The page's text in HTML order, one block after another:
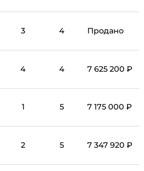
3 4 Продано
4 4 7 625 200 ₽
1 5 7 175 000 ₽
2 5 7 347 920 ₽